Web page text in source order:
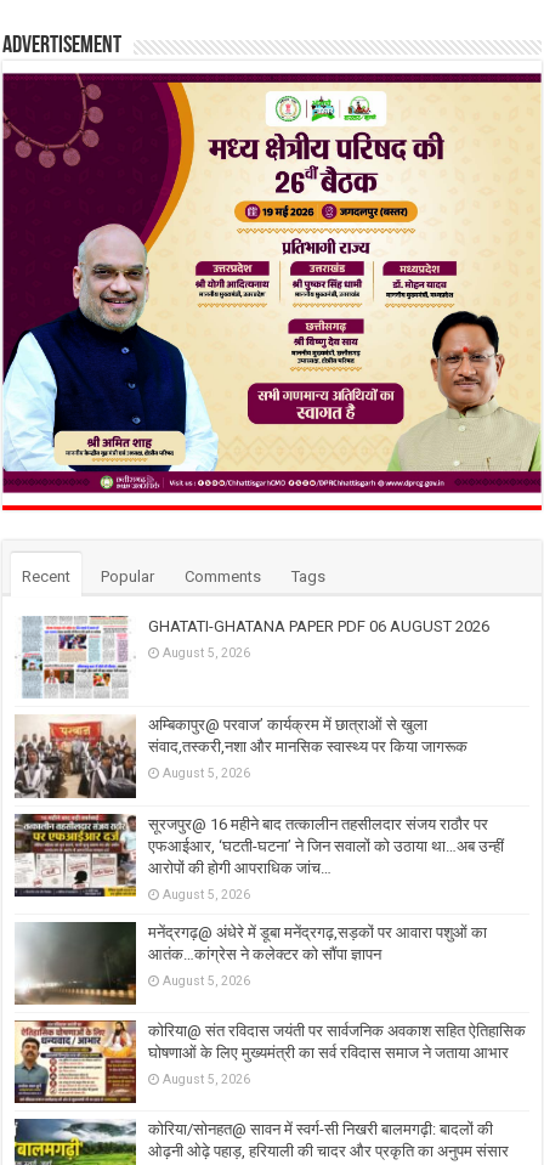
Advertisement
Recent Popular Comments Tags
GHATATI-GHATANA PAPER PDF 06 AUGUST 2026
August 5, 2026
अम्बिकापुर@ परवाज’ कार्यक्रम में छात्राओं से खुला
संवाद,तस्करी,नशा और मानसिक स्वास्थ्य पर किया जागरूक
August 5, 2026
सूरजपुर@ 16 महीने बाद तत्कालीन तहसीलदार संजय राठौर पर
एफआईआर, ‘घटती-घटना’ ने जिन सवालों को उठाया था…अब उन्हीं
आरोपों की होगी आपराधिक जांच…
August 5, 2026
मनेंद्रगढ़@ अंधेरे में डूबा मनेंद्रगढ़,सड़कों पर आवारा पशुओं का
आतंक…कांग्रेस ने कलेक्टर को सौंपा ज्ञापन
August 5, 2026
कोरिया@ संत रविदास जयंती पर सार्वजनिक अवकाश सहित ऐतिहासिक
घोषणाओं के लिए मुख्यमंत्री का सर्व रविदास समाज ने जताया आभार
August 5, 2026
कोरिया/सोनहत@ सावन में स्वर्ग-सी निखरी बालमगढ़ी: बादलों की
ओढ़नी ओढ़े पहाड़, हरियाली की चादर और प्रकृति का अनुपम संसार